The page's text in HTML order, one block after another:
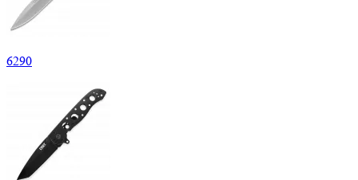
6290